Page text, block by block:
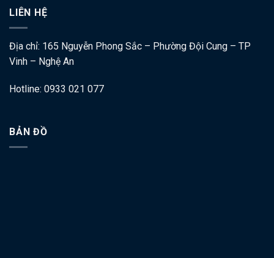
LIÊN HỆ
Địa chỉ: 165 Nguyễn Phong Sắc – Phường Đội Cung – TP
Vinh – Nghệ An
Hotline: 0933 021 077
BẢN ĐỒ